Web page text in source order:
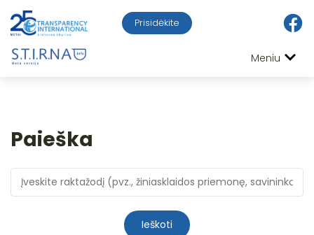
Prisidėkite
Meniu
Paieška
Ieškoti